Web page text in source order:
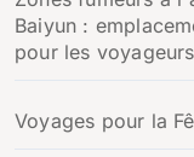
Baiyun :
pour les voyageurs
Voyages pour la